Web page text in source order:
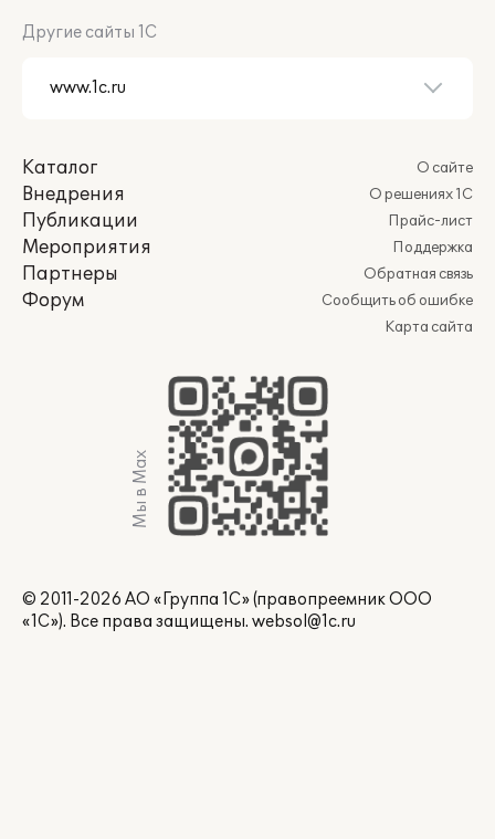
Другие сайты 1С
Каталог
Внедрения
Публикации
Мероприятия
Партнеры
Форум
О сайте
О решениях 1С
Прайс-лист
Поддержка
Обратная связь
Сообщить об ошибке
Карта сайта
Мы в Max
© 2011-2026 АО «Группа 1С» (правопреемник ООО
«1С»). Все права защищены. websol@1c.ru